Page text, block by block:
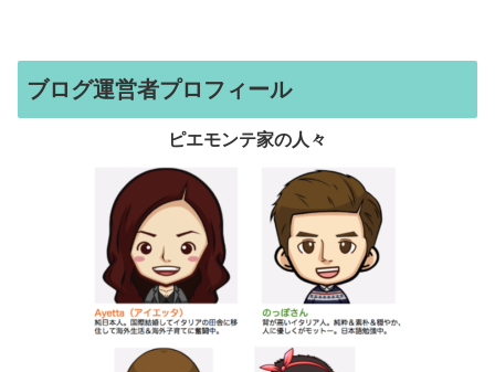
ブログ運営者プロフィール
ピエモンテ家の人々